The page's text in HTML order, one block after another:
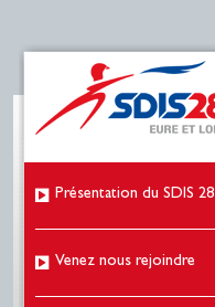
Présentation du SDIS 28
Venez nous rejoindre